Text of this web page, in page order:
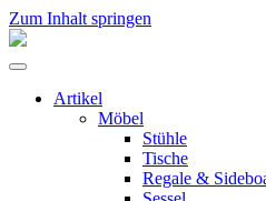
Zum Inhalt springen
flex!
vintage
Menü
umschalten
Artikel
Möbel
Stühle
Tische
Regale &